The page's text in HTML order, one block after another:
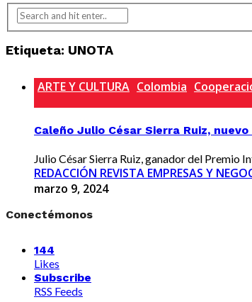
Etiqueta: UNOTA
ARTE Y CULTURA Colombia
Caleño Julio César Sierra Ruiz,
Julio César Sierra Ruiz, ganador del Premio
REDACCIÓN REVISTA EMPRESAS Y
marzo 9, 2024
Conectémonos
144
Likes
Subscribe
RSS Feeds